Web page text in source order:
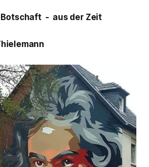
Botschaft - aus der Zeit